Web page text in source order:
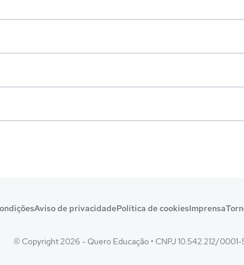
Aviso de privacidadePolítica de cookiesImprensa
© Copyright 2026 - Quero Educação • CNPJ 10.542.212/